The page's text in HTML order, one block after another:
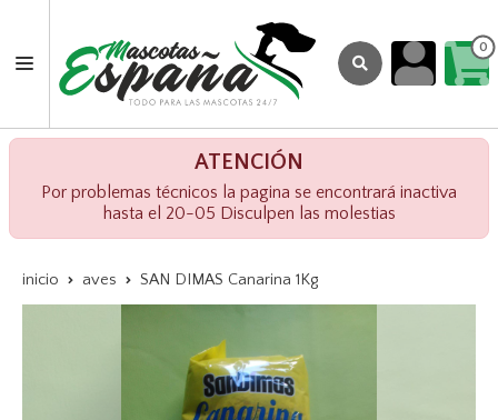
0
ATENCIÓN
Por problemas técnicos la pagina se encontrará inactiva
hasta el 20-05 Disculpen las molestias
inicio aves SAN DIMAS Canarina 1Kg